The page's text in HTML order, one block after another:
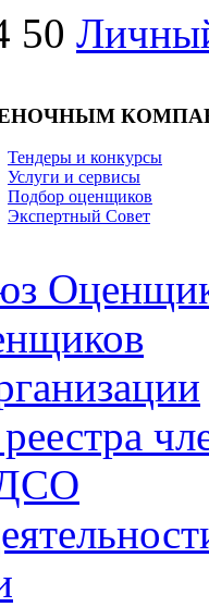
50
Тендеры и конкурсы
Услуги и сервисы
Подбор оценщиков
Экспертный Совет